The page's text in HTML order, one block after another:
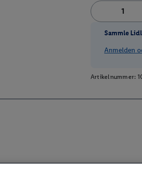
Sammle
Anmelden
Artikelnummer: